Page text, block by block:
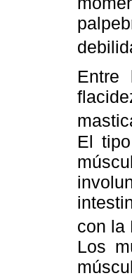
Entre
El
con la
Los